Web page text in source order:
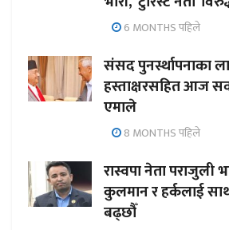
6 MONTHS पहिले
संसद पुनर्स्थापनाका
हस्ताक्षरसहित आज
एमाले
8 MONTHS पहिले
रास्वपा नेता पराजुली
कुलमान र हर्कलाई
बढ्छौँ